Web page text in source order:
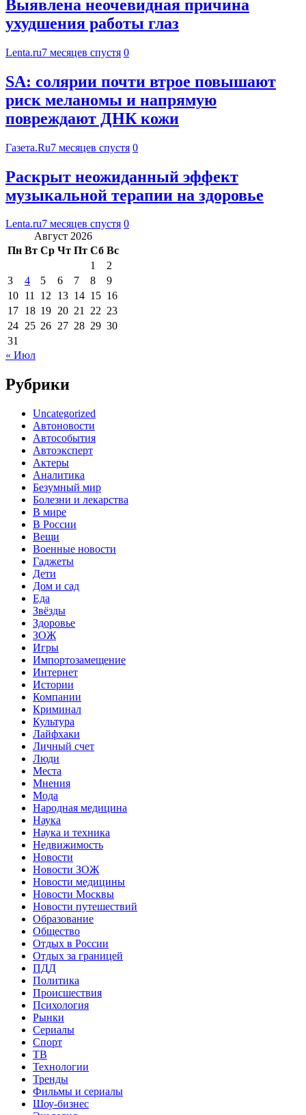
Выявлена неочевидная причина
ухудшения работы глаз
Lenta.ru7 месяцев спустя 0
SA: солярии почти втрое повышают
риск меланомы и напрямую
повреждают ДНК кожи
Газета.Ru7 месяцев спустя 0
Раскрыт неожиданный эффект
музыкальной терапии на здоровье
Lenta.ru7 месяцев спустя 0
Август 2026
Пн Вт Ср Чт Пт Сб Вс
1
2
3
4 5 6 7 8
9
10 11 12 13 14 15 16
17 18 19 20 21 22 23
24 25 26 27 28 29 30
31
« Июл
Рубрики
Uncategorized
Автоновости
Автособытия
Автоэксперт
Актеры
Аналитика
Безумный мир
Болезни и лекарства
В мире
В России
Вещи
Военные новости
Гаджеты
Дети
Дом и сад
Еда
Звёзды
Здоровье
ЗОЖ
Игры
Импортозамещение
Интернет
Истории
Компании
Криминал
Культура
Лайфхаки
Личный счет
Люди
Места
Мнения
Мода
Народная медицина
Наука
Наука и техника
Недвижимость
Новости
Новости ЗОЖ
Новости медицины
Новости Москвы
Новости путешествий
Образование
Общество
Отдых в России
Отдых за границей
ПДД
Политика
Происшествия
Психология
Рынки
Сериалы
Спорт
ТВ
Технологии
Тренды
Фильмы и сериалы
Шоу-бизнес